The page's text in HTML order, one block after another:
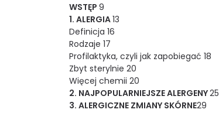
WSTĘP 9
1. ALERGIA13
Definicja 16
Rodzaje 17
Profilaktyka, czyli jak zapobiegać 18
Zbyt sterylnie 20
Więcej chemii 20
2. NAJPOPULARNIEJSZE ALERGENY25
3. ALERGICZNE ZMIANY SKÓRNE29